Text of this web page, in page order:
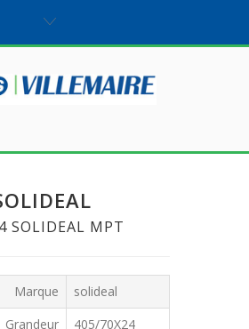
SOLIDEAL MPT
Marque
solideal
Grandeur
405/70X24